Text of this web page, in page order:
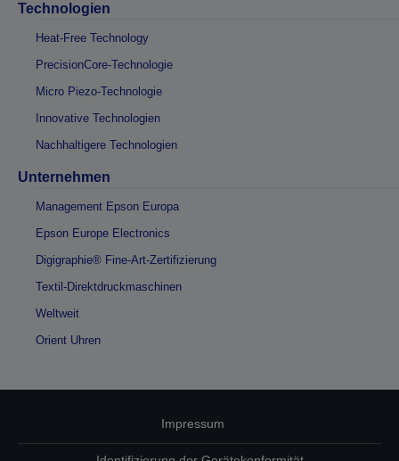
Technologien
Heat-Free Technology
PrecisionCore-Technologie
Micro Piezo-Technologie
Innovative Technologien
Nachhaltigere Technologien
Unternehmen
Management Epson Europa
Epson Europe Electronics
Digigraphie® Fine-Art-Zertifizierung
Textil-Direktdruckmaschinen
Weltweit
Orient Uhren
Impressum